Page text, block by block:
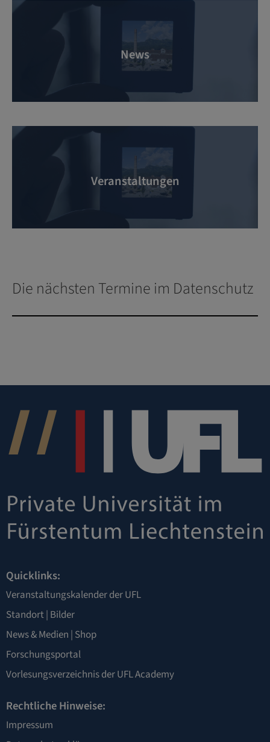
News
Veranstaltungen
Die nächsten Termine im Datenschutz
Quicklinks:
Veranstaltungskalender der UFL
Standort| Bilder
News & Medien | Shop
Forschungsportal
Vorlesungsverzeichnis der UFL Academy
Rechtliche Hinweise:
Impressum